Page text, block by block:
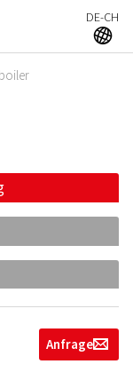
DE-CH
A
Anfrageg